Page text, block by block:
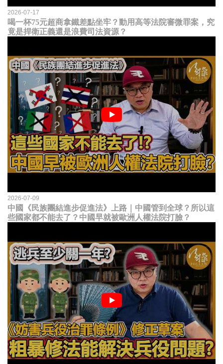
2026-07-17
喝一杯75元超商拿鐵差點坐牢？動用高等法院審微罪案，究
竟是捍衛正義還是浪費司法資源？
2026-07-09
中國《民族團結進步促進法》上路｜中國管到全球？所以這
些國家都不能去了？中國早就被歐洲人權法院打臉？